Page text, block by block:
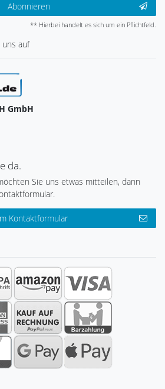
Abonnieren
** Hierbei handelt es sich um ein Pflichtfeld.
uns auf
GmbH
da.
Sie uns etwas mitteilen, dann
Kontaktformular